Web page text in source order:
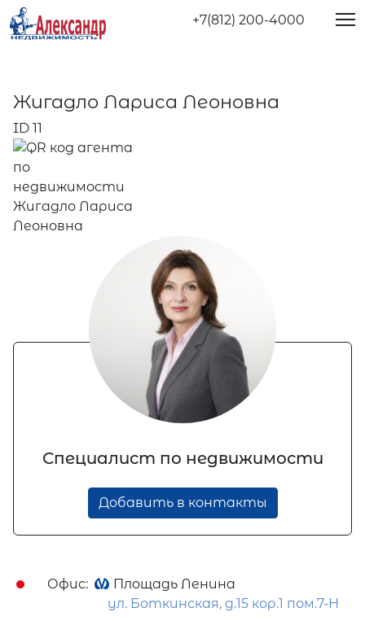
+7(812) 200-4000
Жигадло Лариса Леоновна
ID 11
Специалист по недвижимости
Добавить в контакты
Офис:
Площадь Ленина
ул. Боткинская, д.15 кор.1 пом.7-Н